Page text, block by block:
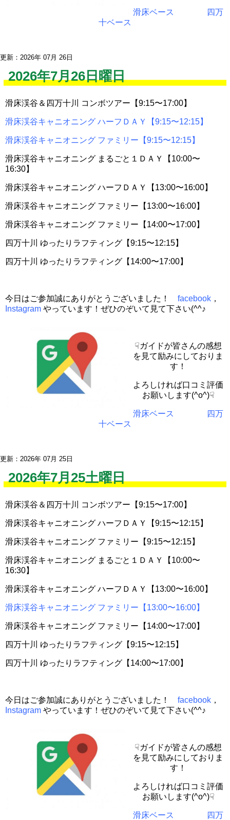
滑床ベース
四万
十ベース
更新：2026年 07月 26日
2026年7月26日曜日
滑床渓谷＆四万十川 コンボツアー【9:15〜17:00】
滑床渓谷キャニオニング ハーフＤＡＹ【9:15〜12:15】
滑床渓谷キャニオニング ファミリー【9:15〜12:15】
滑床渓谷キャニオニング まるごと１ＤＡＹ【10:00〜
16:30】
滑床渓谷キャニオニング ハーフＤＡＹ【13:00〜16:00】
滑床渓谷キャニオニング ファミリー【13:00〜16:00】
滑床渓谷キャニオニング ファミリー【14:00〜17:00】
四万十川 ゆったりラフティング【9:15〜12:15】
四万十川 ゆったりラフティング【14:00〜17:00】
今日はご参加誠にありがとうございました！ facebook ，
Instagram やっています！ぜひのぞいて見て下さい(^^♪
☟ガイドが皆さんの感想
を見て励みにしておりま
す！
よろしければ口コミ評価
お願いします(^o^)☟
滑床ベース
四万
十ベース
更新：2026年 07月 25日
2026年7月25土曜日
滑床渓谷＆四万十川 コンボツアー【9:15〜17:00】
滑床渓谷キャニオニング ハーフＤＡＹ【9:15〜12:15】
滑床渓谷キャニオニング ファミリー【9:15〜12:15】
滑床渓谷キャニオニング まるごと１ＤＡＹ【10:00〜
16:30】
滑床渓谷キャニオニング ハーフＤＡＹ【13:00〜16:00】
滑床渓谷キャニオニング ファミリー【13:00〜16:00】
滑床渓谷キャニオニング ファミリー【14:00〜17:00】
四万十川 ゆったりラフティング【9:15〜12:15】
四万十川 ゆったりラフティング【14:00〜17:00】
今日はご参加誠にありがとうございました！ facebook ，
Instagram やっています！ぜひのぞいて見て下さい(^^♪
☟ガイドが皆さんの感想
を見て励みにしておりま
す！
よろしければ口コミ評価
お願いします(^o^)☟
滑床ベース
四万